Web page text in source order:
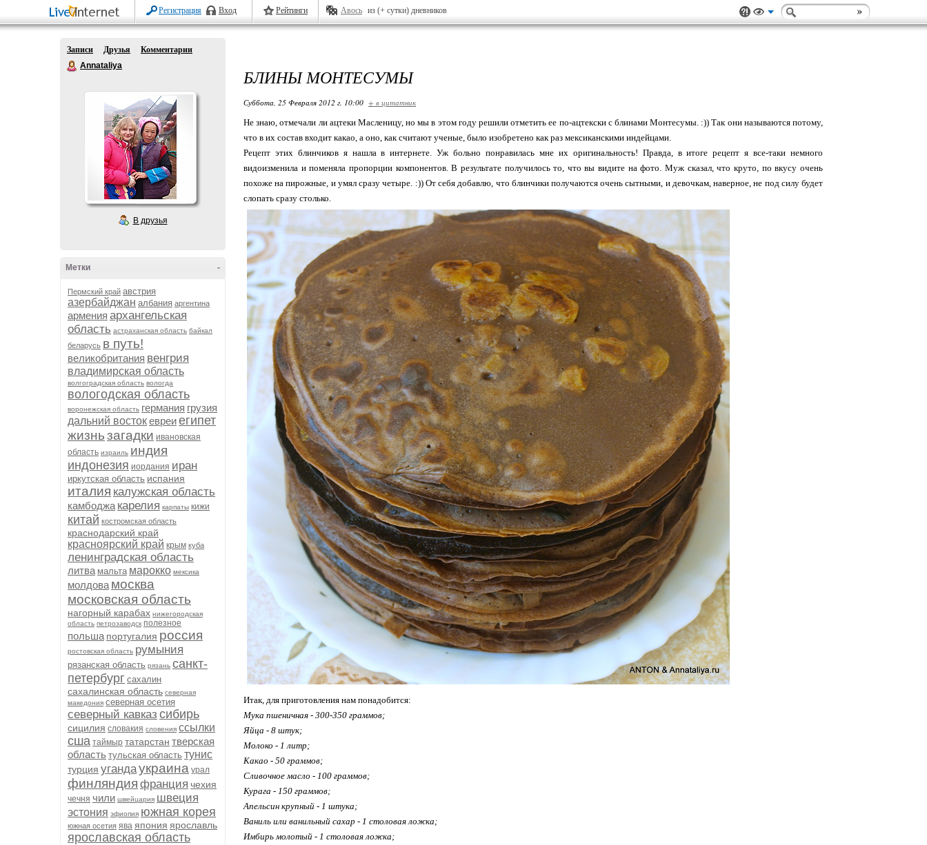
Регистрация Вход Рейтинги Авось из (+ сутки) дневников
Записи Друзья
Комментарии
Annataliya
В друзья
-
Метки
Пермский край австрия
азербайджан албания аргентина
армения архангельская
область астраханская область байкал
беларусь в путь!
великобритания венгрия
владимирская область
волгоградская область вологда
вологодская область
воронежская область германия грузия
дальний востокевреиегипет
жизньзагадки ивановская
область израиль индия
индонезия иордания иран
иркутская область испания
италия калужская область
камбоджа карелия карпаты кижи
китай костромская область
краснодарский край
красноярский край крым куба
ленинградская область
литва мальта марокко мексика
молдова москва
московская область
нагорный карабах нижегородская
область петрозаводск полезное
польша португалия россия
ростовская область румыния
рязанская область рязань санкт-
петербург сахалин
сахалинская область северная
македония северная осетия
северный кавказ сибирь
сицилия словакия словения ссылки
сша таймыр татарстан тверская
область тульская область тунис
турция угандаукраина урал
финляндия франция чехия
чечня чили швейцария швеция
эстония эфиопия южная корея
южная осетия ява япония ярославль
ярославская область
БЛИНЫ МОНТЕСУМЫ
Суббота, 25 Февраля 2012 г. 10:00 + в цитатник
Не знаю, отмечали ли ацтеки Масленицу, но мы в этом году решили отметить ее по-ацтекски с блинами Монтесумы. :)) Так они называются потому,
что в их состав входит какао, а оно, как считают ученые, было изобретено как раз мексиканскими индейцами.
Рецепт этих блинчиков я нашла в интернете. Уж больно понравилась мне их оригинальность! Правда, в итоге рецепт я все-таки немного
видоизменила и поменяла пропорции компонентов. В результате получилось то, что вы видите на фото. Муж сказал, что круто, по вкусу очень
похоже на пирожные, и умял сразу четыре. :)) От себя добавлю, что блинчики получаются очень сытными, и девочкам, наверное, не под силу будет
слопать сразу столько.
Итак, для приготовления нам понадобится:
Мука пшеничная - 300-350 граммов;
Яйца - 8 штук;
Молоко - 1 литр;
Какао - 50 граммов;
Сливочное масло - 100 граммов;
Курага - 150 граммов;
Апельсин крупный - 1 штука;
Ваниль или ванильный сахар - 1 столовая ложка;
Имбирь молотый - 1 столовая ложка;